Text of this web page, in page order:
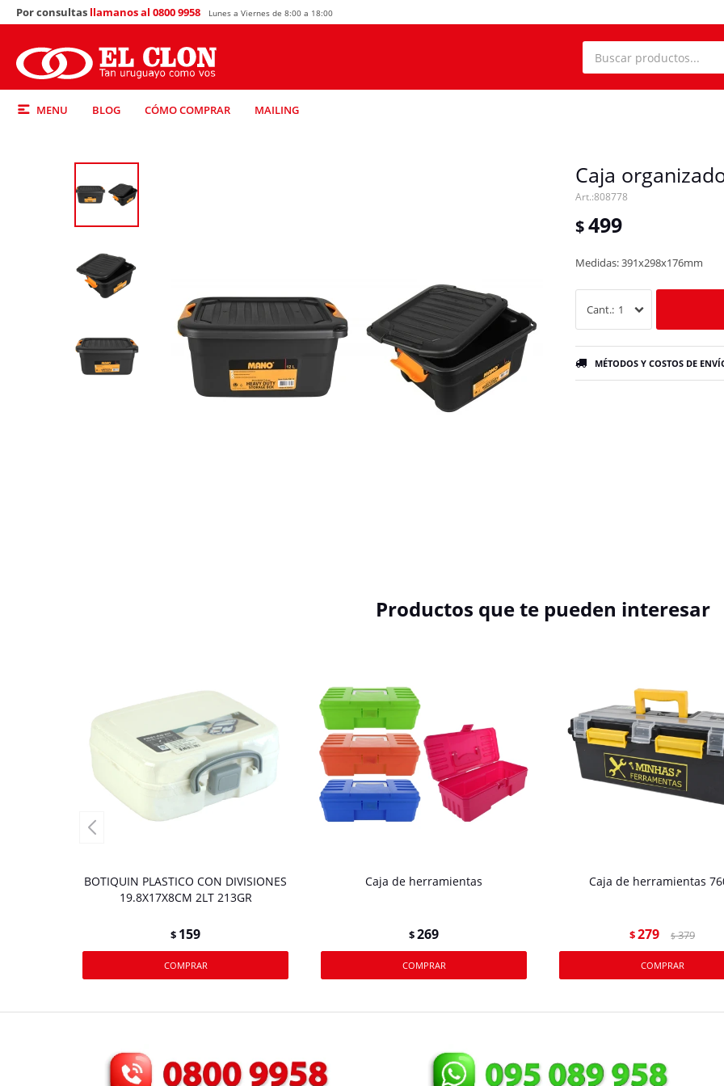
MENU BLOG CÓMO COMPRAR MAILING
Por consultas llamanos al 0800 9958 Lunes a Viernes de 8:00 a 18:00
Caja
808778
$499
Medidas: 391x298x176mm
1
MÉTODOS Y COSTOS DE
Productos que te pueden interesar
BOTIQUIN PLASTICO CON DIVISIONES
19.8X17X8CM 2LT 213GR
$ 159
Caja de herramientas
$269
Caja de herramientas
$279 $ 379